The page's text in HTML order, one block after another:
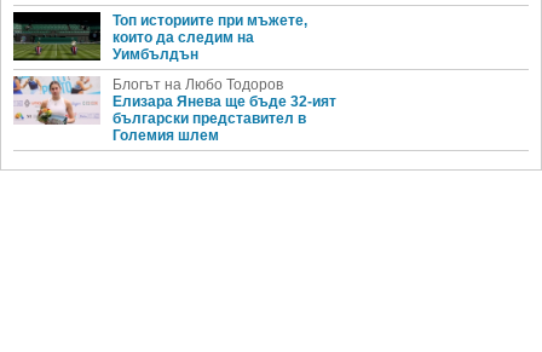
Топ историите при мъжете,
които да следим на
Уимбълдън
Блогът на Любо Тодоров
Елизара Янева ще бъде 32-ият
български представител в
Големия шлем